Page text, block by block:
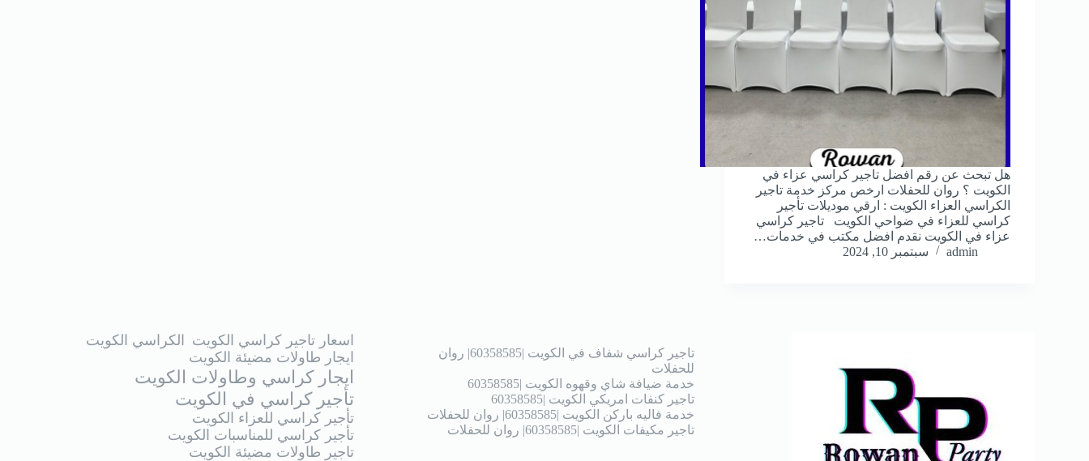
هل تبحث عن رقم افضل تاجير كراسي عزاء في
الكويت ؟ روان للحفلات ارخص مركز خدمة تاجير
الكراسي العزاء الكويت : ارقي موديلات تأجير
كراسي للعزاء في ضواحي الكويت تاجير كراسي
عزاء في الكويت نقدم افضل مكتب في خدمات…
admin
سبتمبر 10, 2024
تاجير كراسي شفاف في الكويت |60358585| روان
للحفلات
خدمة ضيافة شاي وقهوه الكويت |60358585
تاجير كنفات امريكي الكويت |60358585
خدمة فاليه باركن الكويت |60358585| روان للحفلات
تاجير مكيفات الكويت |60358585| روان للحفلات
اسعار تاجير كراسي الكويت
الكراسي الكويت
ايجار طاولات مضيئة الكويت
ايجار كراسي وطاولات الكويت
تأجير كراسي في الكويت
تأجير كراسي للعزاء الكويت
تأجير كراسي للمناسبات الكويت
تاجير طاولات مضيئة الكويت